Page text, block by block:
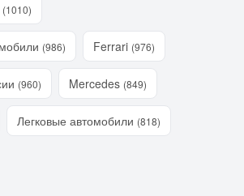
(1010)
(986) Ferrari (976)
(960) Mercedes (849)
Легковые автомобили (818)